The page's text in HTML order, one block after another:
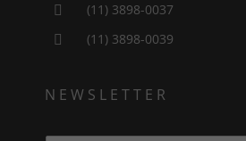
 (11) 3898-0037
 (11) 3898-0039
NEWSLETTER